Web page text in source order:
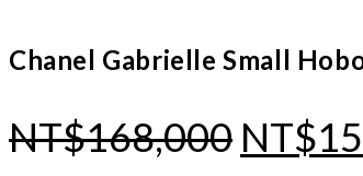
Chanel Gabrielle Small
NT$168,000 原
NT$